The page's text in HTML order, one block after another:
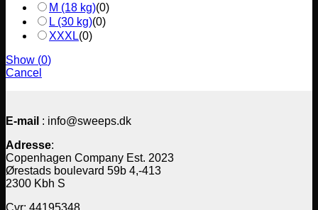
M (18 kg)(0)
L (30 kg)(0)
XXXL(0)
Show (0)
Cancel
E-mail : info@sweeps.dk
Adresse:
Copenhagen Company Est. 2023
Ørestads boulevard 59b 4,-413
2300 Kbh S
Cvr: 44195348